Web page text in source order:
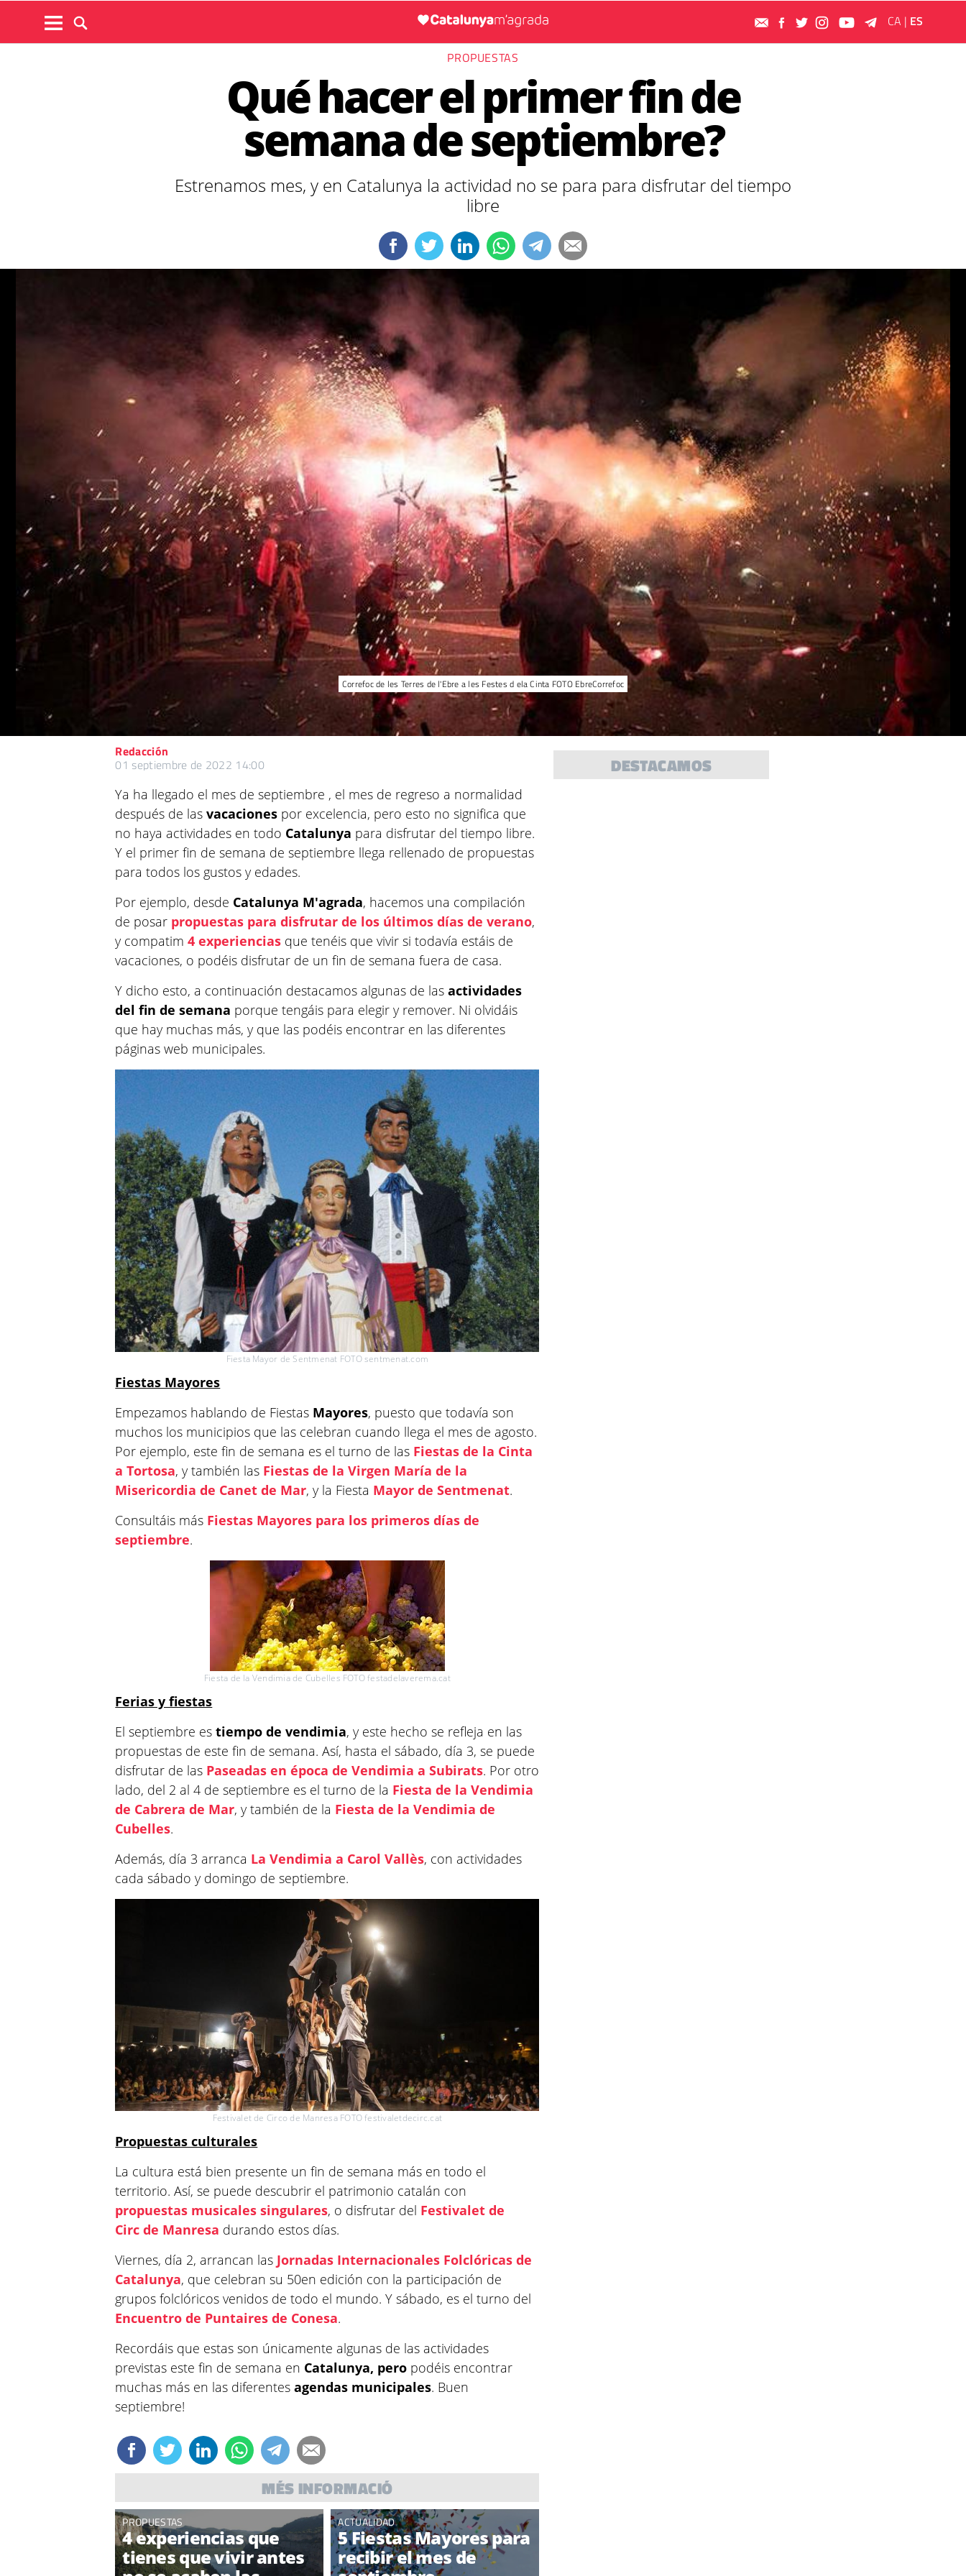
CA | ES
PROPUESTAS
Qué hacer el primer fin de
semana de septiembre?
Estrenamos mes, y en Catalunya la actividad no se para para disfrutar del tiempo
libre
Correfoc de les Terres de l'Ebre a les Festes d ela Cinta FOTO EbreCorrefoc
Redacción
01 septiembre de 2022 14:00
Ya ha llegado el mes de septiembre , el mes de regreso a normalidad
después de lasvacaciones por excelencia, pero esto no significa que
no haya actividades en todo Catalunya para disfrutar del tiempo libre.
Y el primer fin de semana de septiembre llega rellenado de propuestas
para todos los gustos y edades.
Por ejemplo, desde Catalunya M'agrada, hacemos una compilación
de posar propuestas para disfrutar de los últimos días de verano,
y compatim4 experiencias que tenéis que vivir si todavía estáis de
vacaciones, o podéis disfrutar de un fin de semana fuera de casa.
Y dicho esto, a continuación destacamos algunas de lasactividades
del fin de semana porque tengáis para elegir y remover. Ni olvidáis
que hay muchas más, y que las podéis encontrar en las diferentes
páginas web municipales.
Fiesta Mayor de Sentmenat FOTO sentmenat.com
Fiestas Mayores
Empezamos hablando de Fiestas Mayores, puesto que todavía son
muchos los municipios que las celebran cuando llega el mes de agosto.
Por ejemplo, este fin de semana es el turno de las Fiestas de la Cinta
a Tortosa, y también las Fiestas de la Virgen María de la
Misericordia de Canet de Mar, y la Fiesta Mayor de Sentmenat.
Consultáis más Fiestas Mayores para los primeros días de
septiembre.
Fiesta de la Vendimia de Cubelles FOTO festadelaverema.cat
Ferias y fiestas
El septiembre estiempo de vendimia, y este hecho se refleja en las
propuestas de este fin de semana. Así, hasta el sábado, día 3, se puede
disfrutar de las Paseadas en época de Vendimia a Subirats. Por otro
lado, del 2 al 4 de septiembre es el turno de la Fiesta de la Vendimia
de Cabrera de Mar, y también de la Fiesta de la Vendimia de
Cubelles.
Además, día 3 arranca La Vendimia a Carol Vallès, con actividades
cada sábado y domingo de septiembre.
Festivalet de Circo de Manresa FOTO festivaletdecirc.cat
Propuestas culturales
La cultura está bien presente un fin de semana más en todo el
territorio. Así, se puede descubrir el patrimonio catalán con
propuestas musicales singulares, o disfrutar del Festivalet de
Circ de Manresa durando estos días.
Viernes, día 2, arrancan las Jornadas Internacionales Folclóricas de
Catalunya, que celebran su 50en edición con la participación de
grupos folclóricos venidos de todo el mundo. Y sábado, es el turno del
Encuentro de Puntaires de Conesa.
Recordáis que estas son únicamente algunas de las actividades
previstas este fin de semana en Catalunya, pero podéis encontrar
muchas más en las diferentesagendas municipales. Buen
septiembre!
MÉS INFORMACIÓ
PROPUESTAS
4 experiencias que
tienes que vivir antes
ACTUALIDAD
5 Fiestas Mayores para
recibir el mes de
DESTACAMOS